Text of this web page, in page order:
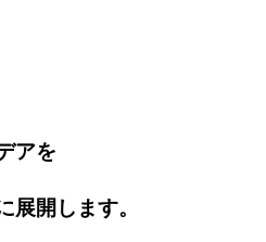
アを
展開します。